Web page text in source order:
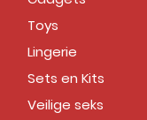
Toys
Lingerie
Sets en Kits
Veilige seks